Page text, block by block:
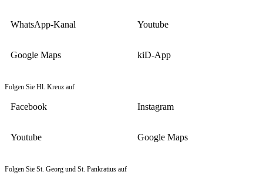
WhatsApp-Kanal Youtube
Google Maps kiD-App
Folgen Sie Hl. Kreuz auf
Facebook Instagram
Youtube Google Maps
Folgen Sie St. Georg und St. Pankratius auf